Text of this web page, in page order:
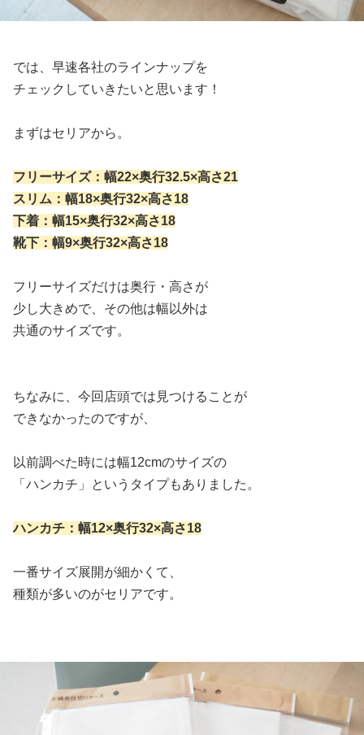
では、早速各社のラインナップを
チェックしていきたいと思います！
まずはセリアから。
フリーサイズ：幅22×奥行32.5×高さ21
スリム：幅18×奥行32×高さ18
下着：幅15×奥行32×高さ18
靴下：幅9×奥行32×高さ18
フリーサイズだけは奥行・高さが
少し大きめで、その他は幅以外は
共通のサイズです。
ちなみに、今回店頭では見つけることが
できなかったのですが、
以前調べた時には幅12cmのサイズの
「ハンカチ」というタイプもありました。
ハンカチ：幅12×奥行32×高さ18
一番サイズ展開が細かくて、
種類が多いのがセリアです。